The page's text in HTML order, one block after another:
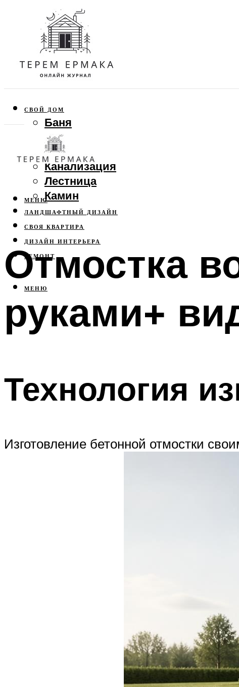
СВОЙ ДОМ
Баня
Веранда
Забор
Канализация
Лестница
Камин
ЛАНДШАФТНЫЙ ДИЗАЙН
СВОЯ КВАРТИРА
ДИЗАЙН ИНТЕРЬЕРА
РЕМОНТ
МЕНЮ
МЕНЮ
Отмостка
руками+
Технология
Изготовление бетонной отмостки